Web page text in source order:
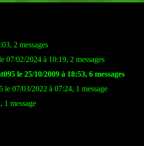
2 messages
07/02/2024 à 10:19, 2 messages
le 25/10/2009 à 18:53, 6 messages
le 07/03/2022 à 07:24, 1 message
1 message